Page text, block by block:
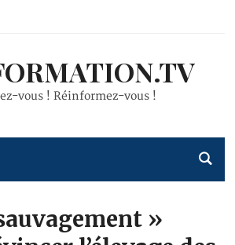
vous ! Réinformez-vous !
»